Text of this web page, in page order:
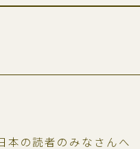
本の読者のみなさんへ